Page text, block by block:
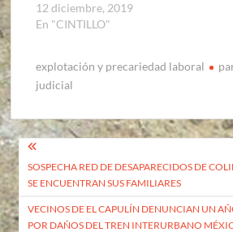
12 diciembre, 2019
En "CINTILLO"
explotación y precariedad laboral
judicial
Navegación
de
entradas
SOSPECHA RED DE DESAPARECIDOS DE
SE ENCUENTRAN SUS FAMILIARES
VECINOS DE EL CAPULÍN DENUNCIAN UN
POR DAÑOS DEL TREN INTERURBANO